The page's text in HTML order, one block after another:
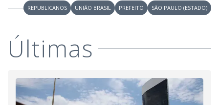
o
REPUBLICANOS UNIÃO BRASIL PREFEITO SÃO PAULO (ESTADO)
Últimas